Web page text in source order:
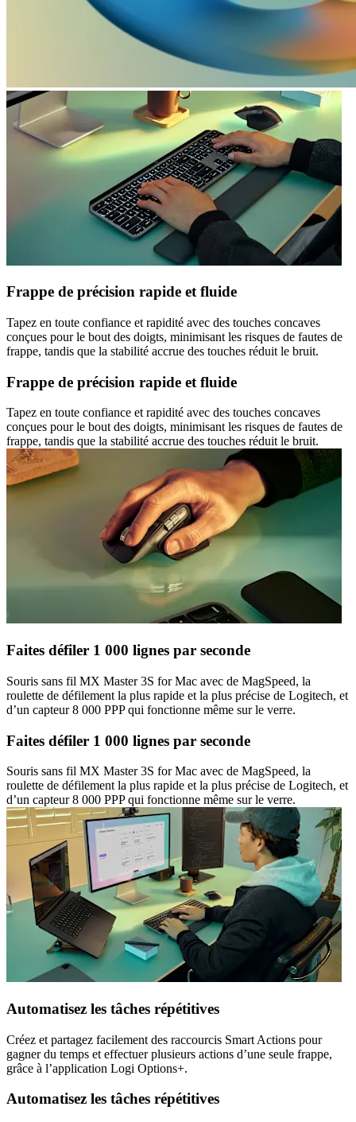
Frappe de précision rapide et fluide
Tapez en toute confiance et rapidité avec des touches concaves
conçues pour le bout des doigts, minimisant les risques de fautes de
frappe, tandis que la stabilité accrue des touches réduit le bruit.
Frappe de précision rapide et fluide
Tapez en toute confiance et rapidité avec des touches concaves
conçues pour le bout des doigts, minimisant les risques de fautes de
frappe, tandis que la stabilité accrue des touches réduit le bruit.
Faites défiler 1 000 lignes par seconde
Souris sans fil MX Master 3S for Mac avec de MagSpeed, la
roulette de défilement la plus rapide et la plus précise de Logitech, et
d’un capteur 8 000 PPP qui fonctionne même sur le verre.
Faites défiler 1 000 lignes par seconde
Souris sans fil MX Master 3S for Mac avec de MagSpeed, la
roulette de défilement la plus rapide et la plus précise de Logitech, et
d’un capteur 8 000 PPP qui fonctionne même sur le verre.
Automatisez les tâches répétitives
Créez et partagez facilement des raccourcis Smart Actions pour
gagner du temps et effectuer plusieurs actions d’une seule frappe,
grâce à l’application Logi Options+.
Automatisez les tâches répétitives